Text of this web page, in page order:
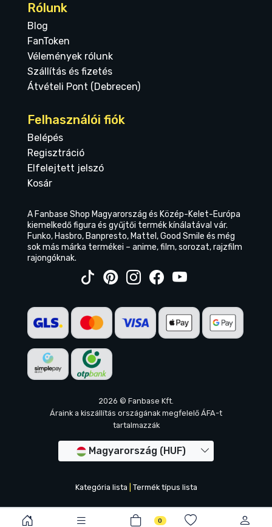
0
Rólunk
Blog
FanToken
Vélemények rólunk
Szállítás és fizetés
Átvételi Pont (Debrecen)
Felhasználói fiók
Belépés
Regisztráció
Elfelejtett jelszó
Kosár
A Fanbase Shop Magyarország és Közép-Kelet-Európa
kiemelkedő figura és gyűjtői termék kínálatával vár.
Funko, Hasbro, Banpresto, Mattel, Good Smile és még
sok más márka termékei – anime, film, sorozat, rajzfilm
rajongóknak.
2026 © Fanbase Kft.
Áraink a kiszállítás országának megfelelő ÁFA-t
tartalmazzák
Magyarország (HUF)
Kategória lista Termék típus lista